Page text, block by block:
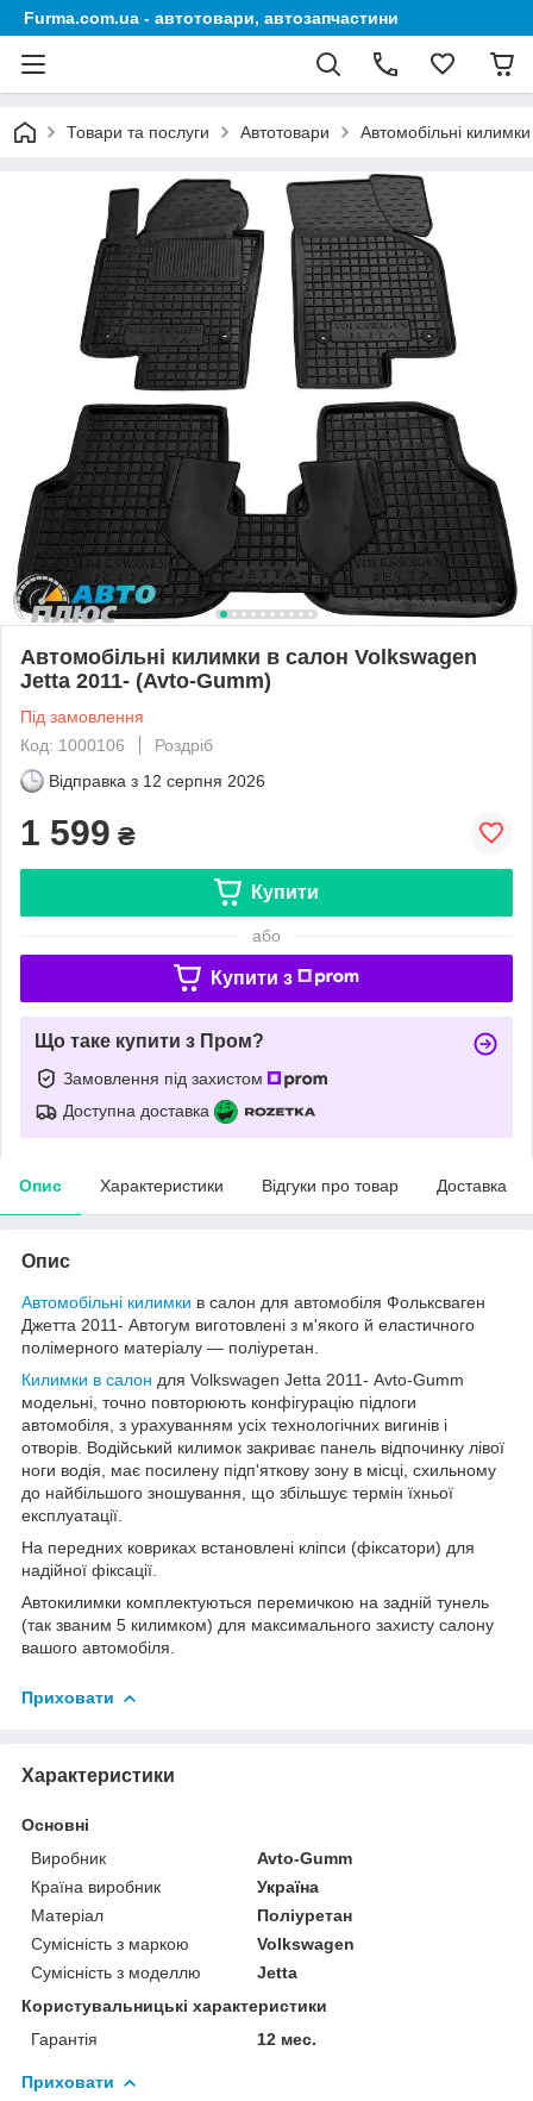
Furma.com.ua - автотовари, автозапчастини
Товари та послуги Автотовари Автомобільні килимки
Автомобільні килимки в салон Volkswagen
Jetta 2011- (Avto-Gumm)
Під замовлення
Код: 1000106
Роздріб
Відправка з 12 серпня 2026
1 599 ₴
Купити
або
Купити з
Що таке купити з Пром?
Замовлення під захистом
Доступна доставка
Опис Характеристики Відгуки про товар Доставка
Опис
Автомобільні килимки в салон для автомобіля Фольксваген
Джетта 2011- Автогум виготовлені з м'якого й еластичного
полімерного матеріалу — поліуретан.
Килимки в салон для Volkswagen Jetta 2011- Avto-Gumm
модельні, точно повторюють конфігурацію підлоги
автомобіля, з урахуванням усіх технологічних вигинів і
отворів. Водійський килимок закриває панель відпочинку лівої
ноги водія, має посилену підп'яткову зону в місці, схильному
до найбільшого зношування, що збільшує термін їхньої
експлуатації.
На передних ковриках встановлені кліпси (фіксатори) для
надійної фіксації.
Автокилимки комплектуються перемичкою на задній тунель
(так званим 5 килимком) для максимального захисту салону
вашого автомобіля.
Приховати
Характеристики
Основні
Виробник
Avto-Gumm
Країна виробник
Україна
Матеріал
Поліуретан
Сумісність з маркою
Volkswagen
Сумісність з моделлю
Jetta
Користувальницькі характеристики
Гарантія
12 мес.
Приховати